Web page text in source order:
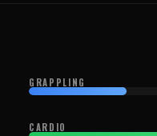
GRAPPLING
CARDIO